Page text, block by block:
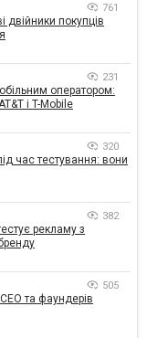
761
двійники покупців
231
оператором:
і T-Mobile
320
час тестування: вони
382
рекламу з
505
та фаундерів